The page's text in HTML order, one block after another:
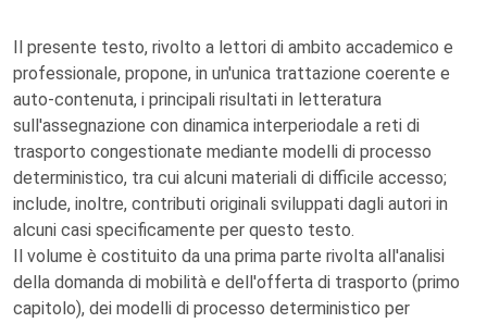
Il presente testo, rivolto a lettori di ambito accademico e
professionale, propone, in un'unica trattazione coerente e
auto-contenuta, i principali risultati in letteratura
sull'assegnazione con dinamica interperiodale a reti di
trasporto congestionate mediante modelli di processo
deterministico, tra cui alcuni materiali di difficile accesso;
include, inoltre, contributi originali sviluppati dagli autori in
alcuni casi specificamente per questo testo.
Il volume è costituito da una prima parte rivolta all'analisi
della domanda di mobilità e dell'offerta di trasporto (primo
capitolo), dei modelli di processo deterministico per